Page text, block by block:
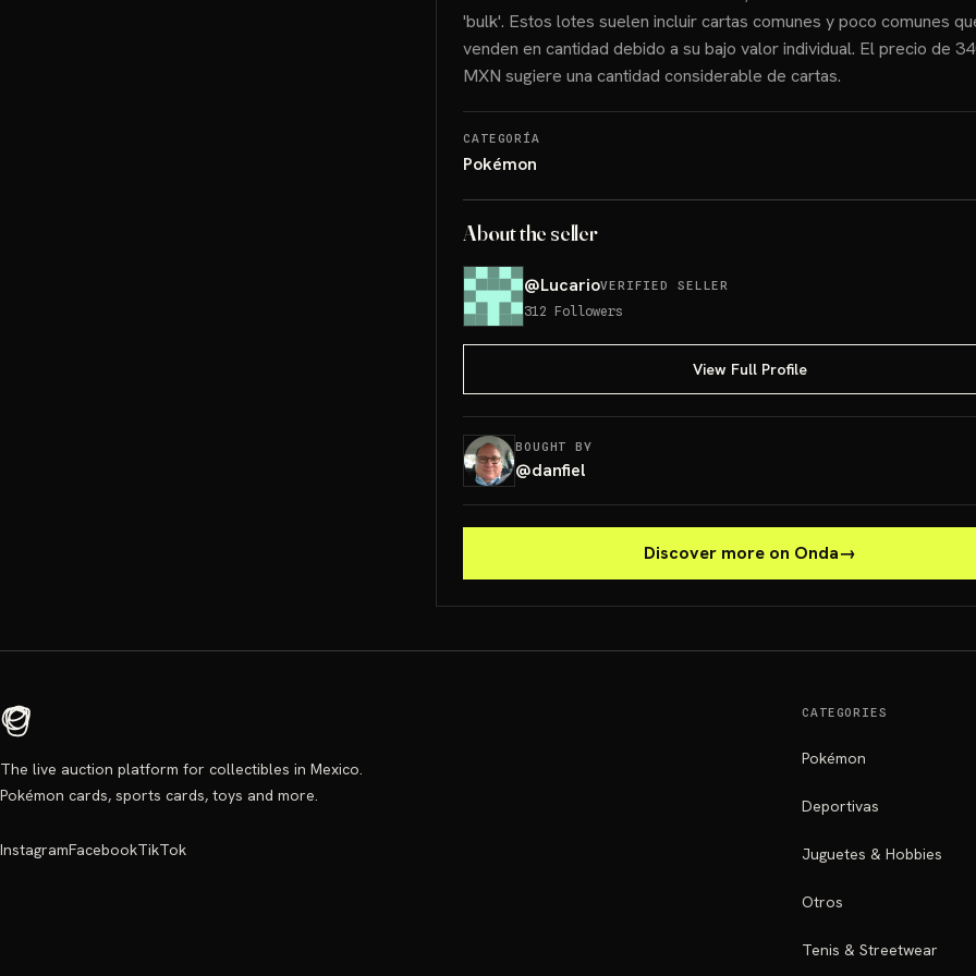
'bulk'. Estos lotes suelen incluir cartas comunes y poco comunes
venden en cantidad debido a su bajo valor individual. El precio de
MXN sugiere una cantidad considerable de cartas.
CATEGORÍA
Pokémon
About the seller
@LucarioVERIFIED SELLER
312 Followers
View Full Profile
BOUGHT BY
@danfiel
Discover more on Onda→
The live auction platform for collectibles in Mexico.
Pokémon cards, sports cards, toys and more.
InstagramFacebookTikTok
CATEGORIES
Pokémon
Deportivas
Juguetes & Hobbies
Otros
Tenis & Streetwear